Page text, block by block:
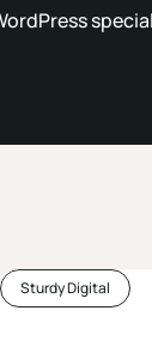
Sturdy Digital